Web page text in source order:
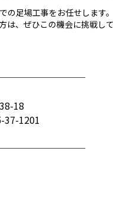
の足場工事をお任せします。
は、ぜひこの機会に挑戦し
18
37-1201